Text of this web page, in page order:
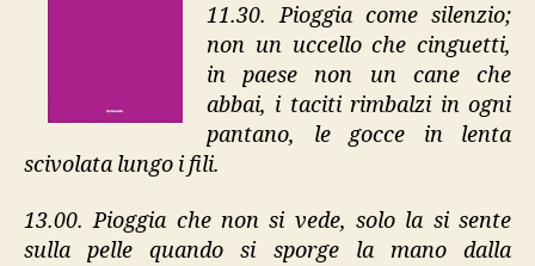
11.30. Pioggia come silenzio;
non un uccello che cinguetti,
in paese non un cane che
abbai, i taciti rimbalzi in ogni
pantano, le gocce in lenta
scivolata lungo i fili.
13.00. Pioggia che non si vede, solo la si sente
sulla pelle quando si sporge la mano dalla